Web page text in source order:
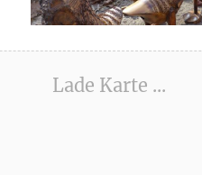
Lade Karte ...